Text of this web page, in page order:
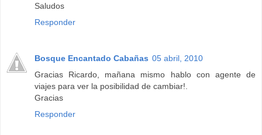
Saludos
Responder
Bosque Encantado Cabañas 05 abril, 2010
Gracias Ricardo, mañana mismo hablo con agente de
viajes para ver la posibilidad de cambiar!.
Gracias
Responder